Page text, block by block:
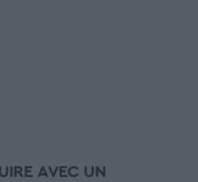
AVEC UN